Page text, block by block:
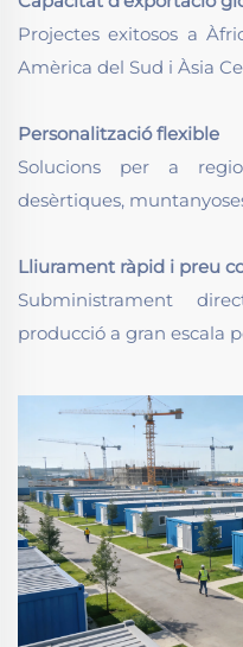
Projectes exitosos a
Amèrica del Sud i Àsia
Personalització flexible
Solucions per a
desèrtiques,
Lliurament ràpid i preu
Subministrament
producció a gran escala